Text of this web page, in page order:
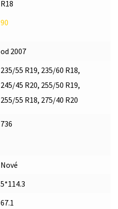
R18
90
od 2007
235/55 R19, 235/60 R18,
245/45 R20, 255/50 R19,
255/55 R18, 275/40 R20
736
Nové
5*114.3
67.1